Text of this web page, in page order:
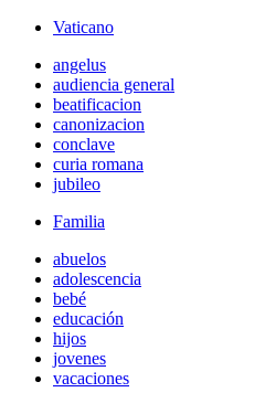
Vaticano
angelus
audiencia general
beatificacion
canonizacion
conclave
curia romana
jubileo
Familia
abuelos
adolescencia
bebé
educación
hijos
jovenes
vacaciones